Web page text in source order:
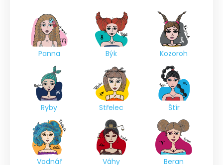
Panna Býk Kozoroh
Ryby Střelec Štír
Vodnář Váhy Beran